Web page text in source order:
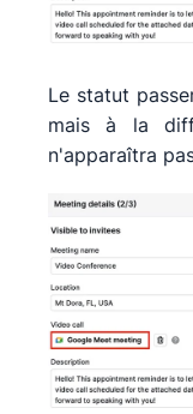
Le statut
mais à la
n'apparaîtra